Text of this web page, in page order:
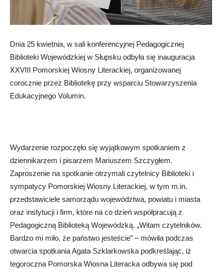
Dnia 25 kwietnia, w sali konferencyjnej Pedagogicznej
Biblioteki Wojewódzkiej w Słupsku odbyła się inauguracja
XXVIII Pomorskiej Wiosny Literackiej, organizowanej
corocznie przez Bibliotekę przy wsparciu Stowarzyszenia
Edukacyjnego Volumin.
Wydarzenie rozpoczęło się wyjątkowym spotkaniem z
dziennikarzem i pisarzem Mariuszem Szczygłem.
Zaproszenie na spotkanie otrzymali czytelnicy Biblioteki i
sympatycy Pomorskiej Wiosny Literackiej, w tym m.in.
przedstawiciele samorządu województwa, powiatu i miasta
oraz instytucji i firm, które na co dzień współpracują z
Pedagogiczną Biblioteką Wojewódzką. „Witam czytelników.
Bardzo mi miło, że państwo jesteście” – mówiła podczas
otwarcia spotkania Agata Szklarkowska podkreślając, iż
tegoroczna Pomorska Wiosna Literacka odbywa się pod